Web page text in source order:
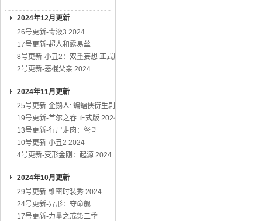
2024年12月更新
26号更新-毒液3 2024
17号更新-超人和露易丝
8号更新-小丑2：双重妄想 正式版
2号更新-恶棍父亲 2024
2024年11月更新
25号更新-企鹅人: 蝙蝠侠衍生剧
19号更新-首尔之春 正式版 2024
13号更新-行尸走肉：弩哥
10号更新-小丑2 2024
4号更新-变形金刚：起源 2024
2024年10月更新
29号更新-维密时装秀 2024
24号更新-异形：夺命舰
17号更新-力量之戒第二季